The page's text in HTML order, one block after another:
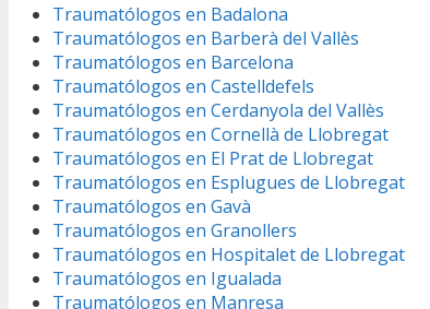
Traumatólogos en Badalona
Traumatólogos en Barberà del Vallès
Traumatólogos en Barcelona
Traumatólogos en Castelldefels
Traumatólogos en Cerdanyola del Vallès
Traumatólogos en Cornellà de Llobregat
Traumatólogos en El Prat de Llobregat
Traumatólogos en Esplugues de Llobregat
Traumatólogos en Gavà
Traumatólogos en Granollers
Traumatólogos en Hospitalet de Llobregat
Traumatólogos en Igualada
Traumatólogos en Manresa